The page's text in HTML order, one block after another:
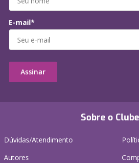
Sobre o Clube
Dúvidas/Atendimento
Autores
E-mail*
Assinar